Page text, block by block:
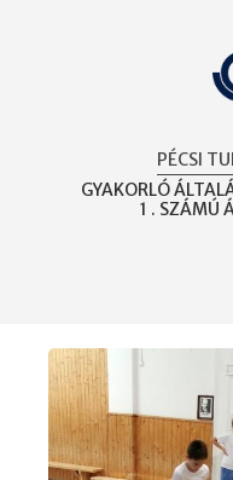
PÉCSI
GYAKORLÓ
1 . SZÁMÚ